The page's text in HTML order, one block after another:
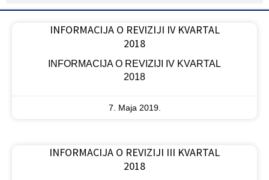
INFORMACIJA O REVIZIJI IV KVARTAL
2018
INFORMACIJA O REVIZIJI IV KVARTAL
2018
7. Maja 2019.
INFORMACIJA O REVIZIJI III KVARTAL
2018